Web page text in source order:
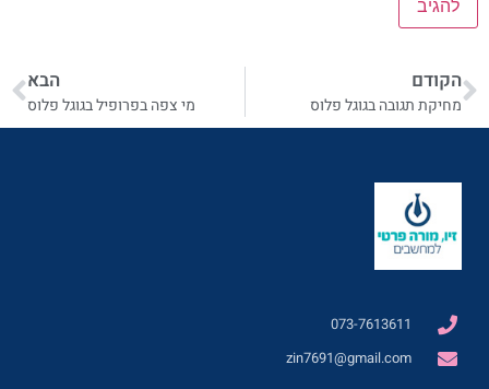
הקודם
מחיקת תגובה בגוגל פלוס
הבא
מי צפה בפרופיל בגוגל פלוס
073-7613611
zin7691@gmail.com